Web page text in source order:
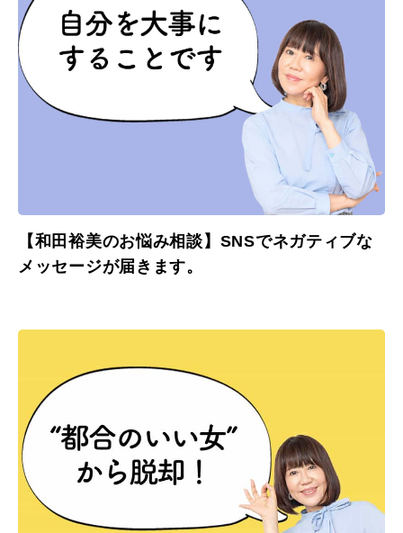
【和田裕美のお悩み相談】SNSでネガティブな
メッセージが届きます。